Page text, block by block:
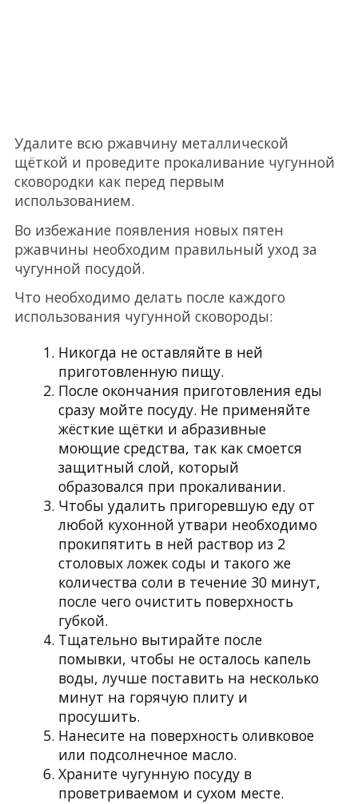
Удалите всю ржавчину металлической
щёткой и проведите прокаливание чугунной
сковородки как перед первым
использованием.
Во избежание появления новых пятен
ржавчины необходим правильный уход за
чугунной посудой.
Что необходимо делать после каждого
использования чугунной сковороды:
Никогда не оставляйте в ней
приготовленную пищу.
После окончания приготовления еды
сразу мойте посуду. Не применяйте
жёсткие щётки и абразивные
моющие средства, так как смоется
защитный слой, который
образовался при прокаливании.
Чтобы удалить пригоревшую еду от
любой кухонной утвари необходимо
прокипятить в ней раствор из 2
столовых ложек соды и такого же
количества соли в течение 30 минут,
после чего очистить поверхность
губкой.
Тщательно вытирайте после
помывки, чтобы не осталось капель
воды, лучше поставить на несколько
минут на горячую плиту и
просушить.
Нанесите на поверхность оливковое
или подсолнечное масло.
Храните чугунную посуду в
проветриваемом и сухом месте.